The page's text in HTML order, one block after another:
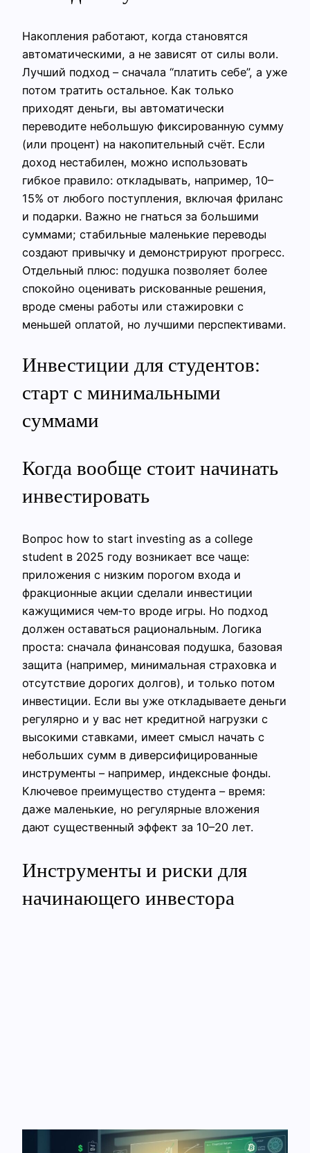
Накопления работают, когда становятся
автоматическими, а не зависят от силы воли.
Лучший подход – сначала “платить себе”, а уже
потом тратить остальное. Как только
приходят деньги, вы автоматически
переводите небольшую фиксированную сумму
(или процент) на накопительный счёт. Если
доход нестабилен, можно использовать
гибкое правило: откладывать, например, 10–
15% от любого поступления, включая фриланс
и подарки. Важно не гнаться за большими
суммами; стабильные маленькие переводы
создают привычку и демонстрируют прогресс.
Отдельный плюс: подушка позволяет более
спокойно оценивать рискованные решения,
вроде смены работы или стажировки с
меньшей оплатой, но лучшими перспективами.
Инвестиции для студентов:
старт с минимальными
суммами
Когда вообще стоит начинать
инвестировать
Вопрос how to start investing as a college
student в 2025 году возникает все чаще:
приложения с низким порогом входа и
фракционные акции сделали инвестиции
кажущимися чем‑то вроде игры. Но подход
должен оставаться рациональным. Логика
проста: сначала финансовая подушка, базовая
защита (например, минимальная страховка и
отсутствие дорогих долгов), и только потом
инвестиции. Если вы уже откладываете деньги
регулярно и у вас нет кредитной нагрузки с
высокими ставками, имеет смысл начать с
небольших сумм в диверсифицированные
инструменты – например, индексные фонды.
Ключевое преимущество студента – время:
даже маленькие, но регулярные вложения
дают существенный эффект за 10–20 лет.
Инструменты и риски для
начинающего инвестора